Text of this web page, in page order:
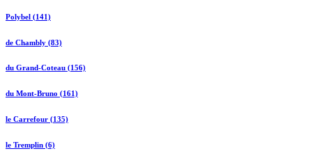
Polybel (141)
de Chambly (83)
du Grand-Coteau (156)
du Mont-Bruno (161)
le Carrefour (135)
le Tremplin (6)